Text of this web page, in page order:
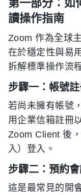
讀操作指南
Zoom 作為全球
在於穩定性與易
拆解標準操作流
步驟一：帳號
若尚未擁有帳號
用企業信箱註冊
Zoom Client 後
入）登入。
步驟二：預約
這是最常見的開